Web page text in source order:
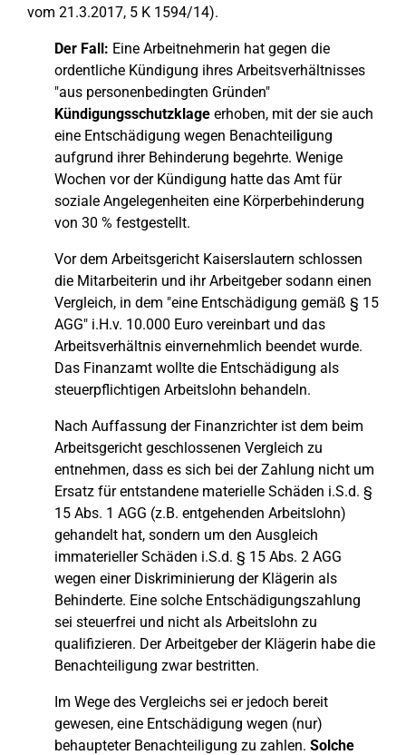
vom 21.3.2017, 5 K 1594/14).
Der Fall: Eine Arbeitnehmerin hat gegen die
ordentliche Kündigung ihres Arbeitsverhältnisses
"aus personenbedingten Gründen"
Kündigungsschutzklage erhoben, mit der sie auch
eine Entschädigung wegen Benachteiligung
aufgrund ihrer Behinderung begehrte. Wenige
Wochen vor der Kündigung hatte das Amt für
soziale Angelegenheiten eine Körperbehinderung
von 30 % festgestellt.
Vor dem Arbeitsgericht Kaiserslautern schlossen
die Mitarbeiterin und ihr Arbeitgeber sodann einen
Vergleich, in dem "eine Entschädigung gemäß § 15
AGG" i.H.v. 10.000 Euro vereinbart und das
Arbeitsverhältnis einvernehmlich beendet wurde.
Das Finanzamt wollte die Entschädigung als
steuerpflichtigen Arbeitslohn behandeln.
Nach Auffassung der Finanzrichter ist dem beim
Arbeitsgericht geschlossenen Vergleich zu
entnehmen, dass es sich bei der Zahlung nicht um
Ersatz für entstandene materielle Schäden i.S.d. §
15 Abs. 1 AGG (z.B. entgehenden Arbeitslohn)
gehandelt hat, sondern um den Ausgleich
immaterieller Schäden i.S.d. § 15 Abs. 2 AGG
wegen einer Diskriminierung der Klägerin als
Behinderte. Eine solche Entschädigungszahlung
sei steuerfrei und nicht als Arbeitslohn zu
qualifizieren. Der Arbeitgeber der Klägerin habe die
Benachteiligung zwar bestritten.
Im Wege des Vergleichs sei er jedoch bereit
gewesen, eine Entschädigung wegen (nur)
behaupteter Benachteiligung zu zahlen. Solche